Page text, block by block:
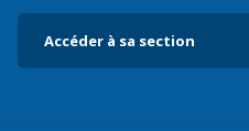
Accéder à sa section